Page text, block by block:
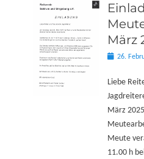
März
Posted
26.
Liebe
März
Meute
11.00 h